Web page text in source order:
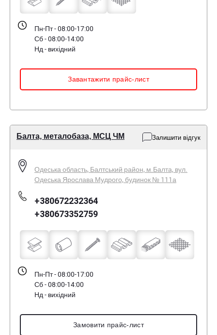
Пн-Пт - 08:00-17:00
Сб - 08:00-14:00
Нд - вихідний
Завантажити прайс-лист
Балта, металобаза, МСЦ ЧМ Залишити відгук
Одеська область, Балтський район, м.Балта, вул.
Одеська Ярослава Мудрого, будинок № 111а
+380672232364
+380673352759
Пн-Пт - 08:00-17:00
Сб - 08:00-14:00
Нд - вихідний
Замовити прайс-лист